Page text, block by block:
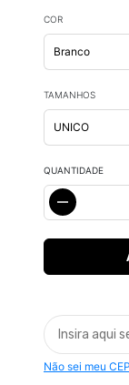
COR
TAMANHOS
QUANTIDADE
Não sei meu CEP